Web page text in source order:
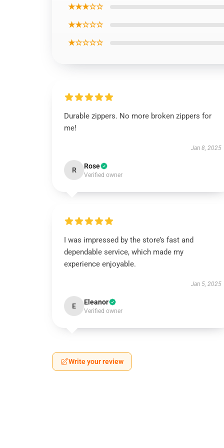
★★★☆☆
★★☆☆☆
★☆☆☆☆
Durable zippers. No more broken zippers for
me!
Jan 8, 2025
R Rose
Verified owner
I was impressed by the store’s fast and
dependable service, which made my
experience enjoyable.
Jan 5, 2025
E Eleanor
Verified owner
Write your review